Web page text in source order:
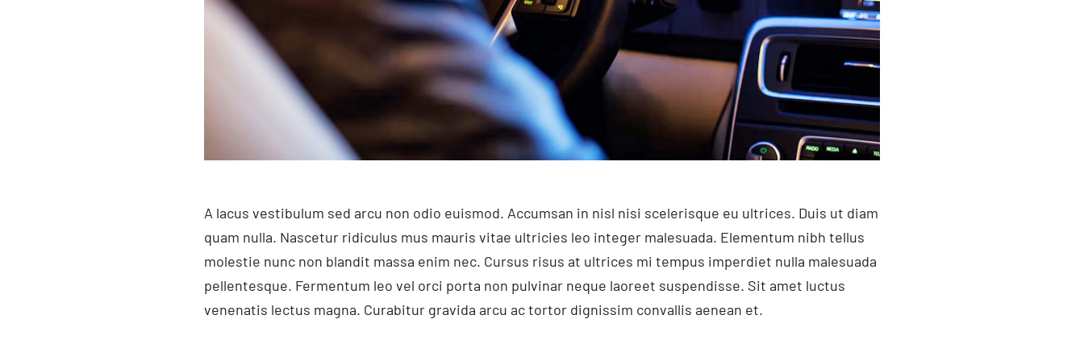
A lacus vestibulum sed arcu non odio euismod. Accumsan in nisl nisi scelerisque eu ultrices. Duis ut diam
quam nulla. Nascetur ridiculus mus mauris vitae ultricies leo integer malesuada. Elementum nibh tellus
molestie nunc non blandit massa enim nec. Cursus risus at ultrices mi tempus imperdiet nulla malesuada
pellentesque. Fermentum leo vel orci porta non pulvinar neque laoreet suspendisse. Sit amet luctus
venenatis lectus magna. Curabitur gravida arcu ac tortor dignissim convallis aenean et.